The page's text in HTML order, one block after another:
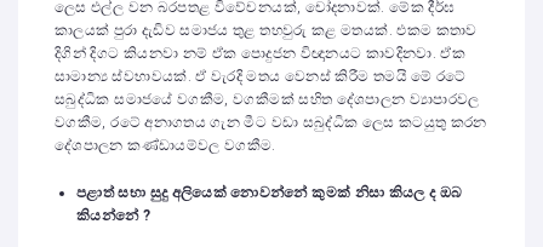
ලෙස එල්ල වන බරපතළ විවේචනයක්, චෝදනාවක්. මේක දීර්ඝ
කාලයක් පුරා දැඩිව සමාජය තුළ තහවුරු කළ මතයක්. එකම කතාව
දිගින් දිගට කියනවා නම් ඒක පොදුජන විඥානයට කාවදිනවා. ඒක
සාමාන්‍ය ස්වභාවයක්. ඒ වැරදි මතය වෙනස් කිරීම තමයි මේ රටේ
සබුද්ධික සමාජයේ වගකීම, වගකීමක් සහිත දේශපාලන ව්‍යාපාරවල
වගකීම, රටේ අනාගතය ගැන මීට වඩා සබුද්ධික ලෙස කටයුතු කරන
දේශපාලන කණ්ඩායම්වල වගකීම.
පළාත් සභා සුදු අලියෙක් නොවන්නේ කුමක් නිසා කියල ද ඔබ
කියන්නේ ?